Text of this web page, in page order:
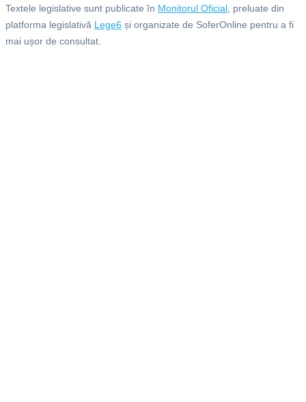
Textele legislative sunt publicate în Monitorul Oficial , preluate din
platforma legislativă Lege6 și organizate de SoferOnline pentru a fi
mai ușor de consultat.